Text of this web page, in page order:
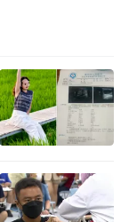
红书号确认
，每晚24点
档案轨迹和